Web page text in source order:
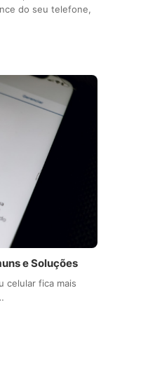
do seu telefone,
e Soluções
celular fica mais